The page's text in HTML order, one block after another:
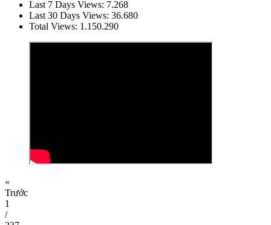
Last 7 Days Views: 7.268
Last 30 Days Views: 36.680
Total Views: 1.150.290
«
Trước
1
/